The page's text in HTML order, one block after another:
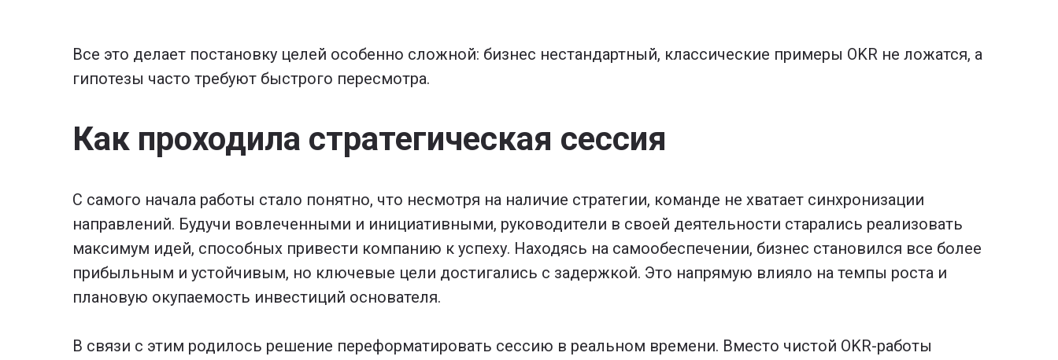
Все это делает постановку целей особенно сложной: бизнес нестандартный, классические примеры OKR не ложатся, а
гипотезы часто требуют быстрого пересмотра.
Как проходила стратегическая сессия
С самого начала работы стало понятно, что несмотря на наличие стратегии, команде не хватает синхронизации
направлений. Будучи вовлеченными и инициативными, руководители в своей деятельности старались реализовать
максимум идей, способных привести компанию к успеху. Находясь на самообеспечении, бизнес становился все более
прибыльным и устойчивым, но ключевые цели достигались с задержкой. Это напрямую влияло на темпы роста и
плановую окупаемость инвестиций основателя.
В связи с этим родилось решение переформатировать сессию в реальном времени. Вместо чистой OKR-работы